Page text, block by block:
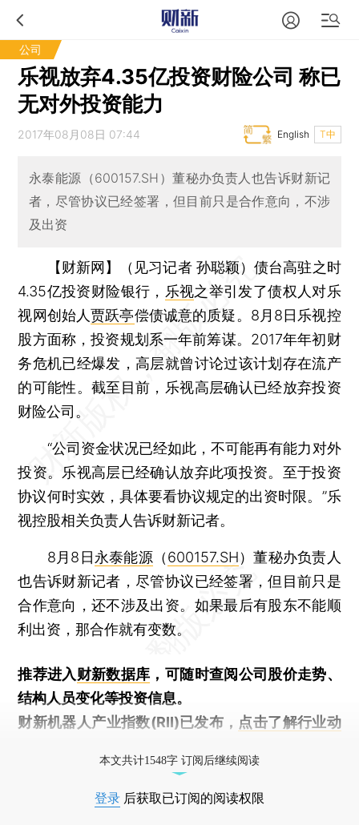
公司
乐视放弃4.35亿投资财险公司 称已
无对外投资能力
2017年08月08日 07:44 T中
English
永泰能源（600157.SH）董秘办负责人也告诉财新记
者，尽管协议已经签署，但目前只是合作意向，不涉
及出资
【财新网】（见习记者 孙聪颖）债台高驻之时
4.35亿投资财险银行， 乐视之举引发了债权人对乐
视网创始人贾跃亭偿债诚意的质疑。8月8日乐视控
股方面称，投资规划系一年前筹谋。2017年年初财
务危机已经爆发，高层就曾讨论过该计划存在流产
的可能性。截至目前，乐视高层确认已经放弃投资
财险公司。
“公司资金状况已经如此，不可能再有能力对外
投资。乐视高层已经确认放弃此项投资。至于投资
协议何时实效，具体要看协议规定的出资时限。”乐
视控股相关负责人告诉财新记者。
8月8日永泰能源（600157.SH）董秘办负责人
也告诉财新记者，尽管协议已经签署，但目前只是
合作意向，还不涉及出资。如果最后有股东不能顺
利出资，那合作就有变数。
推荐进入财新数据库 ，可随时查阅公司股价走势、
结构人员变化等投资信息。
财新机器人产业指数(RII)已发布， 点击了解行业动
本文共计1548字 订阅后继续阅读
登录 后获取已订阅的阅读权限